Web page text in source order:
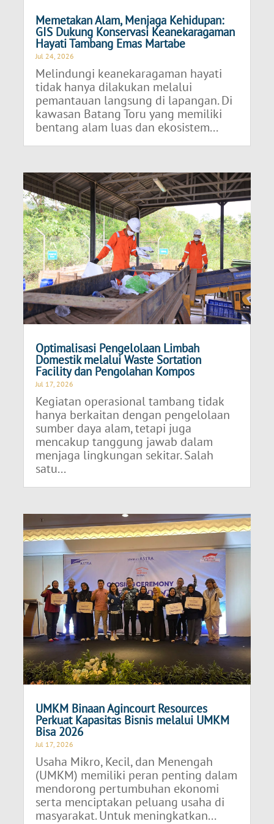
Memetakan Alam, Menjaga Kehidupan:
GIS Dukung Konservasi Keanekaragaman
Hayati Tambang Emas Martabe
Jul 24, 2026
Melindungi keanekaragaman hayati
tidak hanya dilakukan melalui
pemantauan langsung di lapangan. Di
kawasan Batang Toru yang memiliki
bentang alam luas dan ekosistem...
Optimalisasi Pengelolaan Limbah
Domestik melalui Waste Sortation
Facility dan Pengolahan Kompos
Jul 17, 2026
Kegiatan operasional tambang tidak
hanya berkaitan dengan pengelolaan
sumber daya alam, tetapi juga
mencakup tanggung jawab dalam
menjaga lingkungan sekitar. Salah
satu...
UMKM Binaan Agincourt Resources
Perkuat Kapasitas Bisnis melalui UMKM
Bisa 2026
Jul 17, 2026
Usaha Mikro, Kecil, dan Menengah
(UMKM) memiliki peran penting dalam
mendorong pertumbuhan ekonomi
serta menciptakan peluang usaha di
masyarakat. Untuk meningkatkan...